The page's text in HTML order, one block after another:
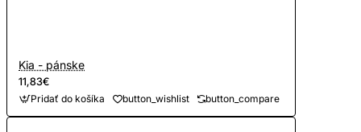
Kia - pánske
11,83€
Pridať do košíka button_wishlist button_compare